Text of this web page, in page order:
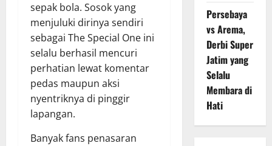
sepak bola. Sosok yang
menjuluki dirinya sendiri
sebagai The Special One ini
selalu berhasil mencuri
perhatian lewat komentar
pedas maupun aksi
nyentriknya di pinggir
lapangan.
Banyak fans penasaran
Persebaya
vs Arema,
Derbi Super
Jatim yang
Selalu
Membara di
Hati